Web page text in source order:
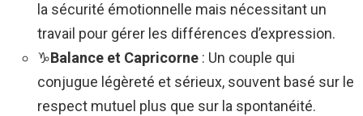
la sécurité émotionnelle mais nécessitant un
travail pour gérer les différences d’expression.
♑Balance et Capricorne : Un couple qui
conjugue légèreté et sérieux, souvent basé sur le
respect mutuel plus que sur la spontanéité.